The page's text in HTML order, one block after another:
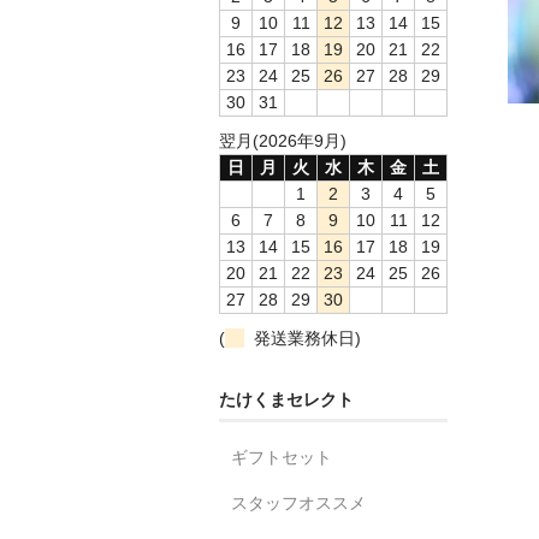
9
10 11 12 13 14
15
16
17 18 19 20 21
22
23
24 25 26 27 28
29
30
31
翌月(2026年9月)
日
月 火 水 木 金
土
1
2 3 4
5
6
7 8 9 10 11
12
13
14 15 16 17 18
19
20
21 22 23 24 25
26
27
28 29
30
(
発送業務休日)
たけくまセレクト
ギフトセット
スタッフオススメ